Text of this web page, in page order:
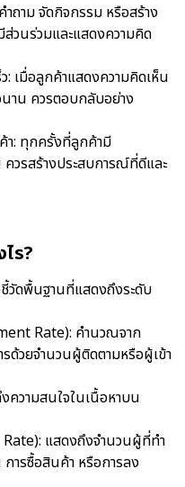
ถาม จัดกิจกรรม หรือสร้าง
ส่วนร่วมและแสดงความคิด
: เมื่อลูกค้าแสดงความคิดเห็น
าน ควรตอบกลับอย่าง
า: ทุกครั้งที่ลูกค้ามี
รสร้างประสบการณ์ที่ดีและ
ร?
วัดพื้นฐานที่แสดงถึงระดับ
Rate): คำนวณจาก
ด้วยจำนวนผู้ติดตามหรือผู้เข้า
ความสนใจในเนื้อหาบน
แสดงถึงจำนวนผู้ที่ทำ
ารซื้อสินค้า หรือการลง